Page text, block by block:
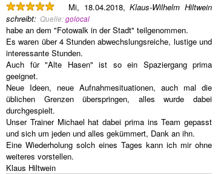
Mi, 18.04.2018,Klaus-Wilhelm Hiltwein
schreibt: Quelle:golocal
habe an dem "Fotowalk in der Stadt" teilgenommen.
Es waren über 4 Stunden abwechslungsreiche, lustige und
interessante Stunden.
Auch für "Alte Hasen" ist so ein Spaziergang prima
geeignet.
Neue Ideen, neue Aufnahmesituationen, auch mal die
üblichen Grenzen überspringen, alles wurde dabei
durchgespielt.
Unser Trainer Michael hat dabei prima ins Team gepasst
und sich um jeden und alles gekümmert, Dank an ihn.
Eine Wiederholung solch eines Tages kann ich mir ohne
weiteres vorstellen.
Klaus Hiltwein